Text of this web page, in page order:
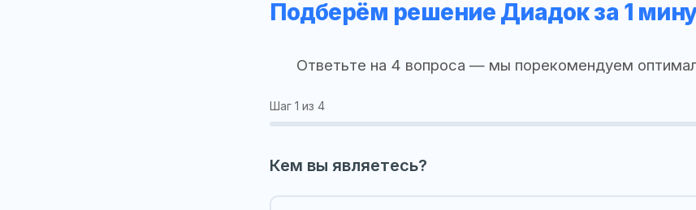
Подберём решение Диадок за 1
Ответьте на 4 вопроса — мы порекомендуем
Шаг 1 из 4
Кем вы являетесь?